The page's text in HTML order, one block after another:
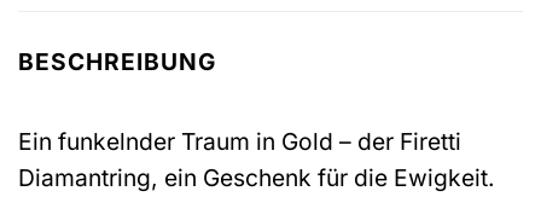
BESCHREIBUNG
Ein funkelnder Traum in Gold – der Firetti
Diamantring, ein Geschenk für die Ewigkeit.